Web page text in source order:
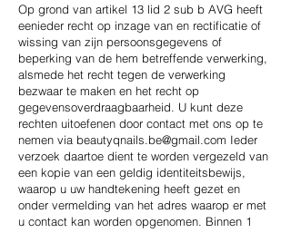
Op grond van artikel 13 lid 2 sub b AVG heeft
eenieder recht op inzage van en rectificatie of
wissing van zijn persoonsgegevens of
beperking van de hem betreffende verwerking,
alsmede het recht tegen de verwerking
bezwaar te maken en het recht op
gegevensoverdraagbaarheid. U kunt deze
rechten uitoefenen door contact met ons op te
nemen via beautyqnails.be@gmail.com Ieder
verzoek daartoe dient te worden vergezeld van
een kopie van een geldig identiteitsbewijs,
waarop u uw handtekening heeft gezet en
onder vermelding van het adres waarop er met
u contact kan worden opgenomen. Binnen 1